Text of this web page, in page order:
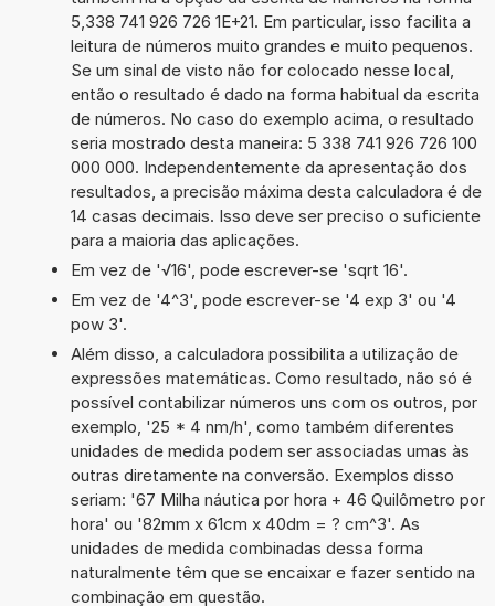
5,338 741 926 726 1E+21. Em particular, isso facilita a
leitura de números muito grandes e muito pequenos.
Se um sinal de visto não for colocado nesse local,
então o resultado é dado na forma habitual da escrita
de números. No caso do exemplo acima, o resultado
seria mostrado desta maneira: 5 338 741 926 726 100
000 000. Independentemente da apresentação dos
resultados, a precisão máxima desta calculadora é de
14 casas decimais. Isso deve ser preciso o suficiente
para a maioria das aplicações.
Em vez de '√16', pode escrever-se 'sqrt 16'.
Em vez de '4^3', pode escrever-se '4 exp 3' ou '4
pow 3'.
Além disso, a calculadora possibilita a utilização de
expressões matemáticas. Como resultado, não só é
possível contabilizar números uns com os outros, por
exemplo, '25 * 4 nm/h', como também diferentes
unidades de medida podem ser associadas umas às
outras diretamente na conversão. Exemplos disso
seriam: '67 Milha náutica por hora + 46 Quilômetro por
hora' ou '82mm x 61cm x 40dm = ? cm^3'. As
unidades de medida combinadas dessa forma
naturalmente têm que se encaixar e fazer sentido na
combinação em questão.